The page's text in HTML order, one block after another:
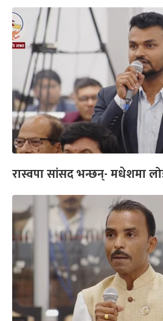
रास्वपा सांसद भन्छन्- मधेशमा